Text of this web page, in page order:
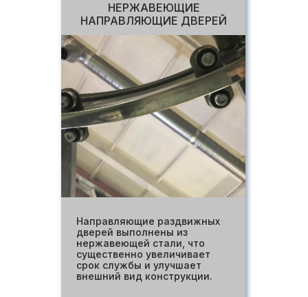
НЕРЖАВЕЮЩИЕ
НАПРАВЛЯЮЩИЕ ДВЕРЕЙ
Направляющие раздвижных
дверей выполнены из
нержавеющей стали, что
существенно увеличивает
срок службы и улучшает
внешний вид конструкции.